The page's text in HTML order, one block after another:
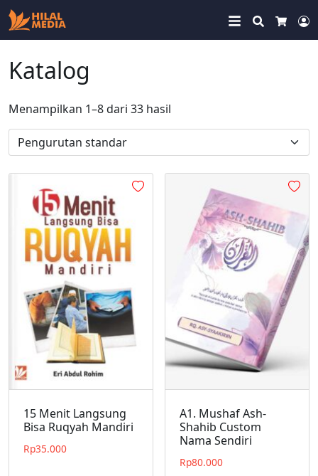
Search
Cart
Katalog
Menampilkan 1–8 dari 33 hasil
15 Menit Langsung
Bisa Ruqyah Mandiri
Rp35.000
A1. Mushaf Ash-
Shahib Custom
Nama Sendiri
Rp80.000